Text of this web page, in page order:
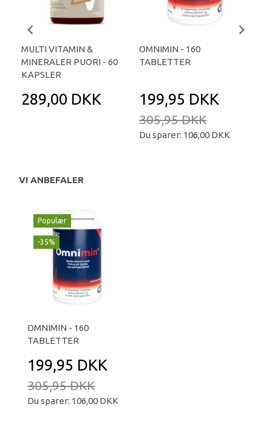
MULTI VITAMIN &
MINERALER PUORI - 60
KAPSLER
289,00 DKK
OMNIMIN - 160
TABLETTER
199,95 DKK
305,95 DKK
Du sparer: 106,00 DKK
VI ANBEFALER
Populær
-35%
OMNIMIN - 160
TABLETTER
199,95 DKK
305,95 DKK
Du sparer: 106,00 DKK